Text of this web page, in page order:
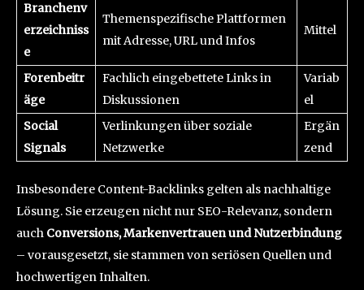
Branchenv
erzeichniss
e
Themenspezifische Plattformen
mit Adresse, URL und Infos
Mittel
Forenbeitr
äge
Fachlich eingebettete Links in
Diskussionen
Variab
el
Social
Signals
Verlinkungen über soziale
Netzwerke
Ergän
zend
Insbesondere Content-Backlinks gelten als nachhaltige
Lösung. Sie erzeugen nicht nur SEO-Relevanz, sondern
auch Conversions, Markenvertrauen und Nutzerbindung
– vorausgesetzt, sie stammen von seriösen Quellen und
hochwertigen Inhalten.